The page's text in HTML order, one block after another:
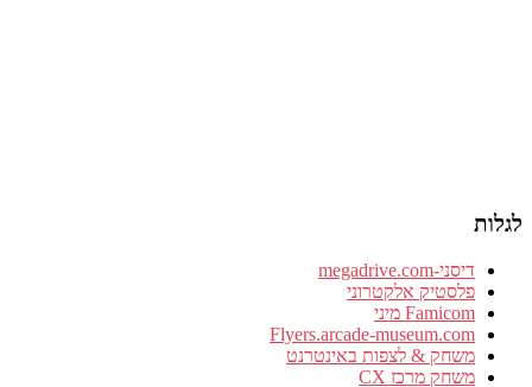
לגלות
דיסני-megadrive.com
פלסטיק אלקטרוני
Famicom מיני
Flyers.arcade-museum.com
משחק & לצפות באינטרנט
משחק מרכז CX